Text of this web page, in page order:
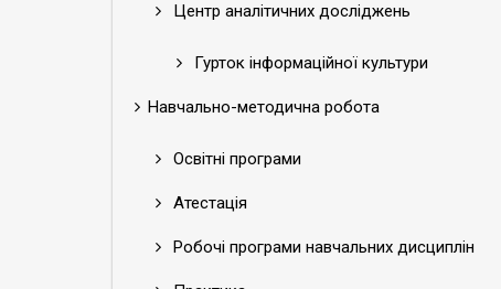
Центр аналітичних досліджень
Гурток інформаційної культури
Навчально-методична робота
Освітні програми
Атестація
Робочі програми навчальних дисциплін